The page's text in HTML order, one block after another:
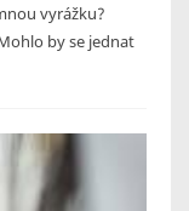
vyrážku?
by se jednat